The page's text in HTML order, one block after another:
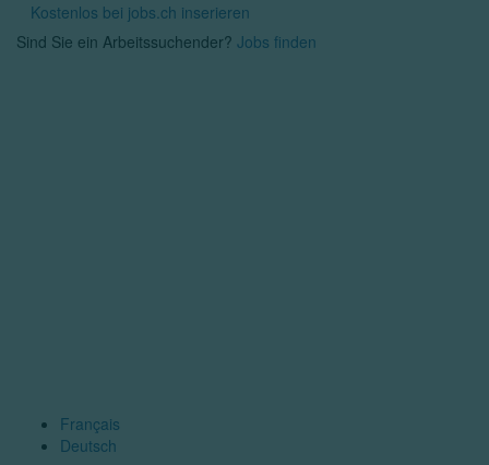
Kostenlos bei jobs.ch inserieren
Sind Sie ein Arbeitssuchender? Jobs finden
Français
Deutsch